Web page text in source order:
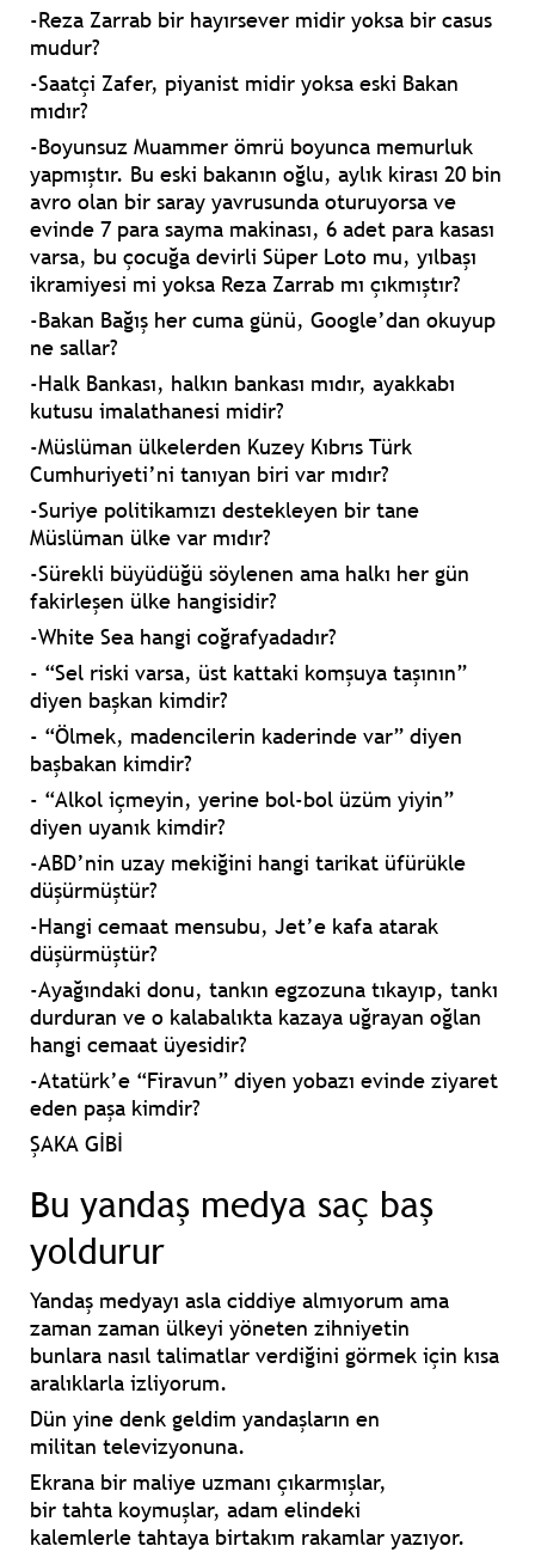
-Reza Zarrab bir hayırsever midir yoksa bir casus
mudur?
-Saatçi Zafer, piyanist midir yoksa eski Bakan
mıdır?
-Boyunsuz Muammer ömrü boyunca memurluk
yapmıştır. Bu eski bakanın oğlu, aylık kirası 20 bin
avro olan bir saray yavrusunda oturuyorsa ve
evinde 7 para sayma makinası, 6 adet para kasası
varsa, bu çocuğa devirli Süper Loto mu, yılbaşı
ikramiyesi mi yoksa Reza Zarrab mı çıkmıştır?
-Bakan Bağış her cuma günü, Google’dan okuyup
ne sallar?
-Halk Bankası, halkın bankası mıdır, ayakkabı
kutusu imalathanesi midir?
-Müslüman ülkelerden Kuzey Kıbrıs Türk
Cumhuriyeti’ni tanıyan biri var mıdır?
-Suriye politikamızı destekleyen bir tane
Müslüman ülke var mıdır?
-Sürekli büyüdüğü söylenen ama halkı her gün
fakirleşen ülke hangisidir?
-White Sea hangi coğrafyadadır?
- “Sel riski varsa, üst kattaki komşuya taşının”
diyen başkan kimdir?
- “Ölmek, madencilerin kaderinde var” diyen
başbakan kimdir?
- “Alkol içmeyin, yerine bol-bol üzüm yiyin”
diyen uyanık kimdir?
-ABD’nin uzay mekiğini hangi tarikat üfürükle
düşürmüştür?
-Hangi cemaat mensubu, Jet’e kafa atarak
düşürmüştür?
-Ayağındaki donu, tankın egzozuna tıkayıp, tankı
durduran ve o kalabalıkta kazaya uğrayan oğlan
hangi cemaat üyesidir?
-Atatürk’e “Firavun” diyen yobazı evinde ziyaret
eden paşa kimdir?
ŞAKA GİBİ
Bu yandaş medya saç baş
yoldurur
Yandaş medyayı asla ciddiye almıyorum ama
zaman zaman ülkeyi yöneten zihniyetin
bunlara nasıl talimatlar verdiğini görmek için kısa
aralıklarla izliyorum.
Dün yine denk geldim yandaşların en
militan televizyonuna.
Ekrana bir maliye uzmanı çıkarmışlar,
bir tahta koymuşlar, adam elindeki
kalemlerle tahtaya birtakım rakamlar yazıyor.